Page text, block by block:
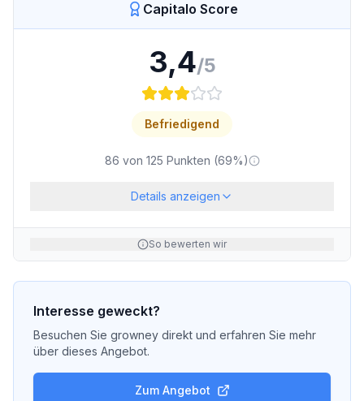
Capitalo Score
3,4/5
Befriedigend
86 von 125 Punkten (69%)
Details anzeigen
So bewerten wir
Interesse geweckt?
Besuchen Sie growney direkt und erfahren Sie mehr
über dieses Angebot.
Zum Angebot